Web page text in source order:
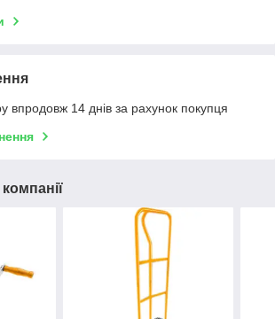
впродовж 14 днів за рахунок покупця